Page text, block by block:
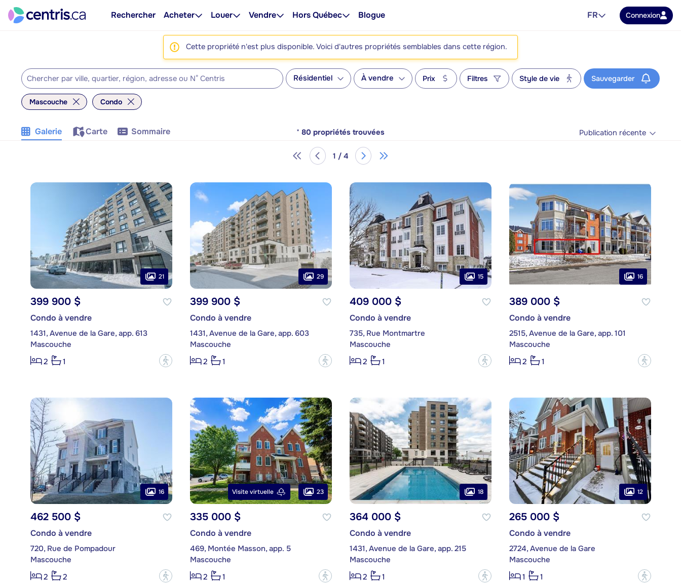
Rechercher Acheter Louer Vendre Hors Québec Blogue FR Connexion
Cette propriété n'est plus disponible. Voici d'autres propriétés semblables dans cette région.
Résidentiel À vendre Prix Filtres Style de vie Sauvegarder
Mascouche Condo
Galerie Carte Sommaire * 80 propriétés trouvées Publication récente
1 / 4
21
399 900 $
Condo à vendre
1431, Avenue de la Gare, app. 613
Mascouche
2
1 ?
29
399 900 $
Condo à vendre
1431, Avenue de la Gare, app. 603
Mascouche
2
1 ?
15
409 000 $
Condo à vendre
735, Rue Montmartre
Mascouche
2
1 ?
16
389 000 $
Condo à vendre
2515, Avenue de la Gare, app. 101
Mascouche
2
1 ?
16
462 500 $
Condo à vendre
720, Rue de Pompadour
Mascouche
2
2 ?
Visite virtuelle 23
335 000 $
Condo à vendre
469, Montée Masson, app. 5
Mascouche
2
1 ?
18
364 000 $
Condo à vendre
1431, Avenue de la Gare, app. 215
Mascouche
2
1 ?
12
265 000 $
Condo à vendre
2724, Avenue de la Gare
Mascouche
1
1 ?